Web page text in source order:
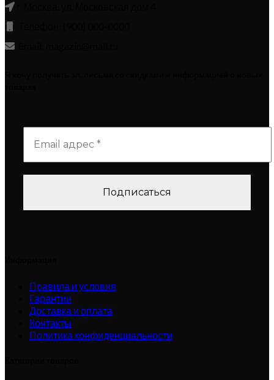
Правила и условия
Гарантии
Доставка и оплата
Контакты
Политика конфиденциальности